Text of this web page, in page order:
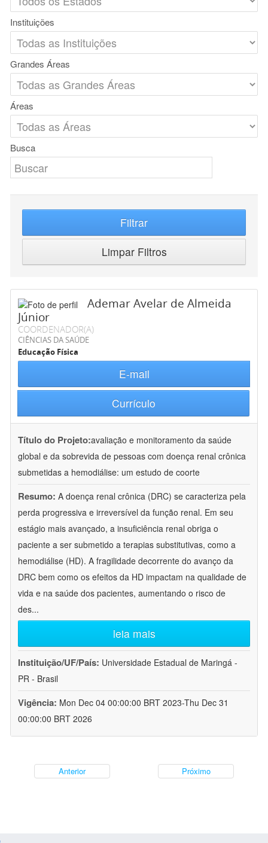
Instituições
Grandes Áreas
Áreas
Busca
Filtrar
Limpar Filtros
Ademar Avelar de Almeida
Júnior
COORDENADOR(A)
CIÊNCIAS DA SAÚDE
Educação Física
E-mail
Currículo
Título do Projeto:avaliação e monitoramento da saúde
global e da sobrevida de pessoas com doença renal crônica
submetidas a hemodiálise: um estudo de coorte
Resumo: A doença renal crônica (DRC) se caracteriza pela
perda progressiva e irreversível da função renal. Em seu
estágio mais avançado, a insuficiência renal obriga o
paciente a ser submetido a terapias substitutivas, como a
hemodiálise (HD). A fragilidade decorrente do avanço da
DRC bem como os efeitos da HD impactam na qualidade de
vida e na saúde dos pacientes, aumentando o risco de
des...
leia mais
Instituição/UF/País: Universidade Estadual de Maringá -
PR - Brasil
Vigência: Mon Dec 04 00:00:00 BRT 2023-Thu Dec 31
00:00:00 BRT 2026
Anterior Próximo